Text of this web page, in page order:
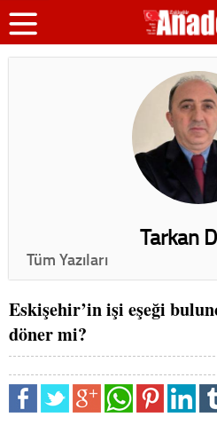
Tarkan
Tüm Yazıları
Eskişehir’in işi eşeği
döner mi?